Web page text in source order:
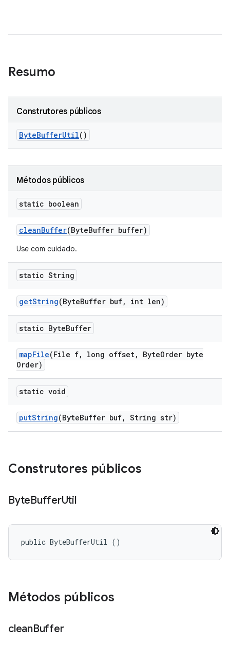
Resumo
Construtores públicos
ByteBufferUtil()
Métodos públicos
static boolean
cleanBuffer(ByteBuffer buffer)
Use com cuidado.
static String
getString(ByteBuffer buf, int len)
static ByteBuffer
mapFile(File f, long offset, ByteOrder byte
Order)
static void
putString(ByteBuffer buf, String str)
Construtores públicos
ByteBufferUtil
public ByteBufferUtil ()
Métodos públicos
cleanBuffer